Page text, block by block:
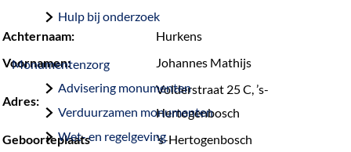
Hulp bij onderzoek
Monumentenzorg
Advisering monumenten
Verduurzamen monumenten
Wet- en regelgeving
Achternaam:
Hurkens
Voornamen:
Johannes Mathijs
Adres:
Volderstraat 25 C, ’s-
Hertogenbosch
Geboorteplaats
’s-Hertogenbosch